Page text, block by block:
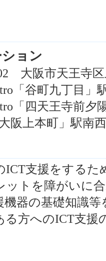
ョン
大阪市天王寺区
「谷町九丁目」
四天王寺前夕陽
本町」駅南西
ICT支援をするた
ットを障がいに
機器の基礎知識
る方へのICT支援